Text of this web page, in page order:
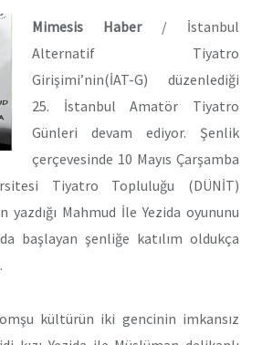
Mimesis Haber/ İstanbul
Alternatif Tiyatro
Girişimi’nin(İAT-G) düzenlediği
25. İstanbul Amatör Tiyatro
Günleri devam ediyor. Şenlik
çerçevesinde 10 Mayıs Çarşamba
Tiyatro Topluluğu (DÜNİT)
yazdığı Mahmud İle Yezida oyununu
başlayan şenliğe katılım oldukça
kültürün iki gencinin imkansız